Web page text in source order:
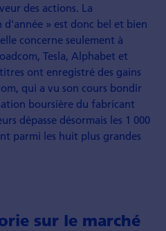
des actions. La
» est donc bel et bien
concerne seulement à
Tesla, Alphabet et
ont enregistré des gains
qui a vu son cours bondir
boursière du fabricant
dépasse désormais les 1 000
parmi les huit plus grandes
sur le marché